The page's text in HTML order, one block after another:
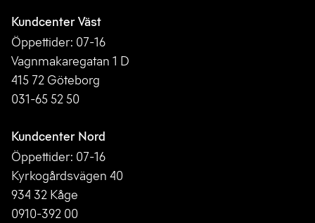
Kundcenter Väst
Öppettider: 07-16
Vagnmakaregatan 1 D
415 72 Göteborg
031-65 52 50
Kundcenter Nord
Öppettider: 07-16
Kyrkogårdsvägen 40
934 32 Kåge
0910-392 00